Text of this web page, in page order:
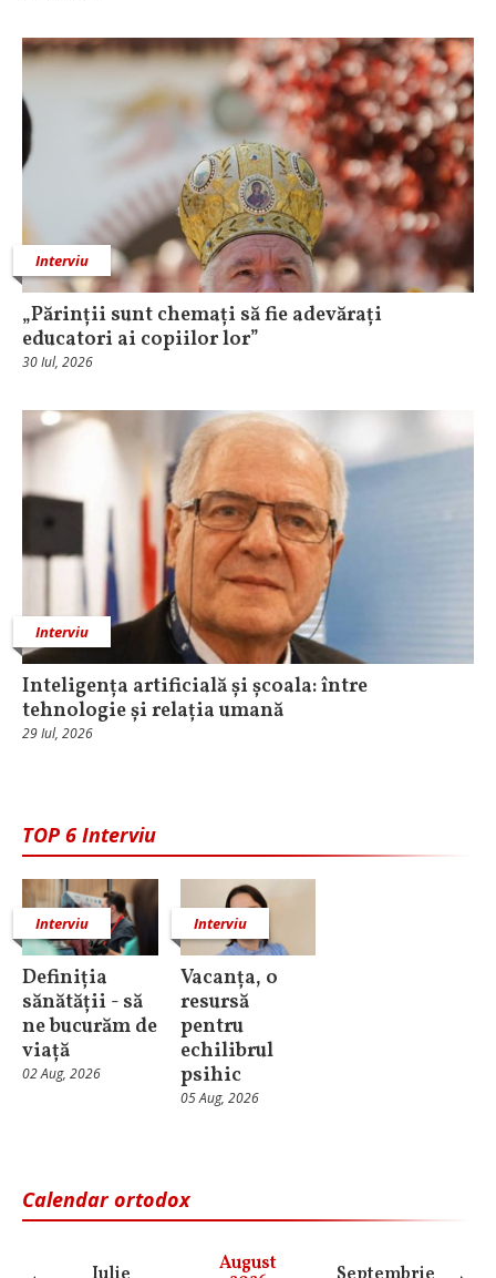
Interviu
„Părinții sunt chemați să fie adevărați
educatori ai copiilor lor”
30 Iul, 2026
Interviu
Inteligența artificială și școala: între
tehnologie și relația umană
29 Iul, 2026
TOP 6 Interviu
Interviu
Definiția
sănătății - să
ne bucurăm de
viață
02 Aug, 2026
Interviu
Vacanța, o
resursă
pentru
echilibrul
psihic
05 Aug, 2026
Calendar ortodox
August